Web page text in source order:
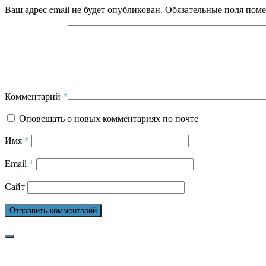
Ваш адрес email не будет опубликован. Обязательные поля
Комментарий *
Оповещать о новых комментариях по почте
Имя *
Email *
Сайт